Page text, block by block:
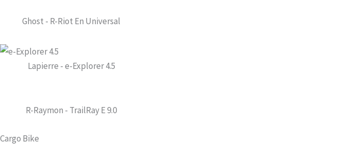
Ghost - R-Riot En Universal
Lapierre - e-Explorer 4.5
R-Raymon - TrailRay E 9.0
Cargo Bike